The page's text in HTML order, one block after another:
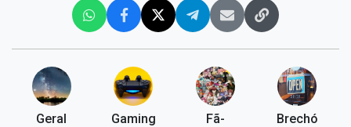
Geral Gaming
Fã-
Brechó